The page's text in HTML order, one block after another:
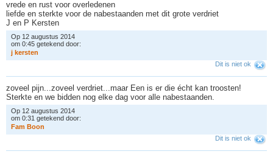
vrede en rust voor overledenen
liefde en sterkte voor de nabestaanden met dit grote verdriet
J en P Kersten
Op 12 augustus 2014
om 0:45 getekend door:
j kersten
Dit is niet ok
zoveel pijn...zoveel verdriet...maar Een is er die écht kan troosten!
Sterkte en we bidden nog elke dag voor alle nabestaanden.
Op 12 augustus 2014
om 0:31 getekend door:
Fam Boon
Dit is niet ok